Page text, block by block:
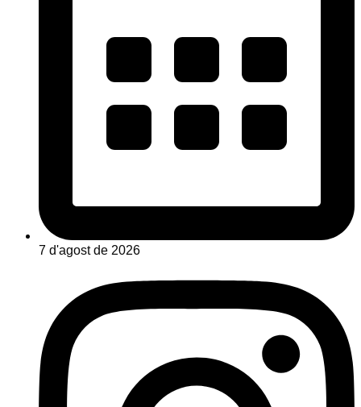
7 d'agost de 2026